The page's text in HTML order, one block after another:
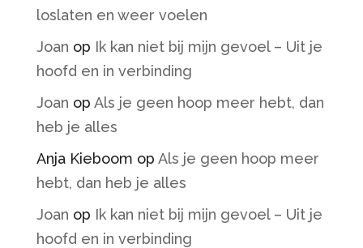
loslaten en weer voelen
Joan op Ik kan niet bij mijn gevoel – Uit je
hoofd en in verbinding
Joan op Als je geen hoop meer hebt, dan
heb je alles
Anja Kieboom op Als je geen hoop meer
hebt, dan heb je alles
Joan op Ik kan niet bij mijn gevoel – Uit je
hoofd en in verbinding